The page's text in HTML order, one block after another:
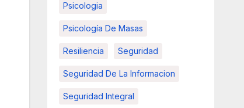
Psicologia
Psicología De Masas
Resiliencia Seguridad
Seguridad De La Informacion
Seguridad Integral